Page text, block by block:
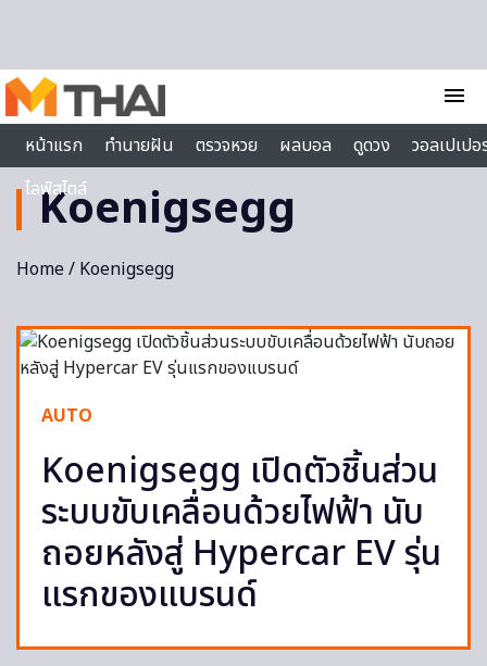
menu
หน้าแรก
ทำนายฝัน ตรวจหวย ผลบอล ดูดวง
วอลเปเป
ไลฟ์สไตล์
Koenigsegg
Home/ Koenigsegg
AUTO
Koenigsegg เปิดตัวชิ้นส่วน
ระบบขับเคลื่อนด้วยไฟฟ้า นับ
ถอยหลังสู่ Hypercar EV รุ่น
แรกของแบรนด์